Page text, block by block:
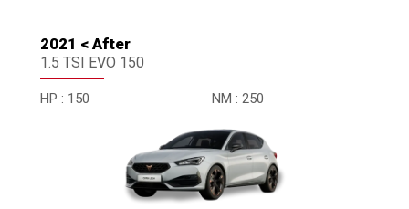
2021 < After
1.5 TSI EVO 150
HP : 150 NM : 250